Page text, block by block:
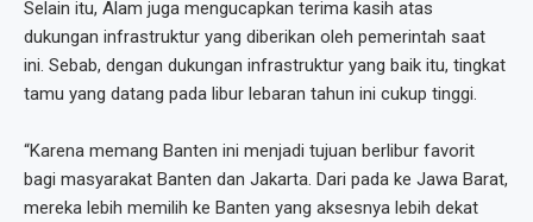
Selain itu, Alam juga mengucapkan terima kasih atas
dukungan infrastruktur yang diberikan oleh pemerintah saat
ini. Sebab, dengan dukungan infrastruktur yang baik itu, tingkat
tamu yang datang pada libur lebaran tahun ini cukup tinggi.
“Karena memang Banten ini menjadi tujuan berlibur favorit
bagi masyarakat Banten dan Jakarta. Dari pada ke Jawa Barat,
mereka lebih memilih ke Banten yang aksesnya lebih dekat